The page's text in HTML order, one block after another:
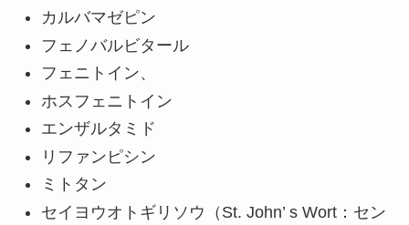
カルバマゼピン
フェノバルビタール
フェニトイン、
ホスフェニトイン
エンザルタミド
リファンピシン
ミトタン
セイヨウオトギリソウ（St. John’ s Wort：セン